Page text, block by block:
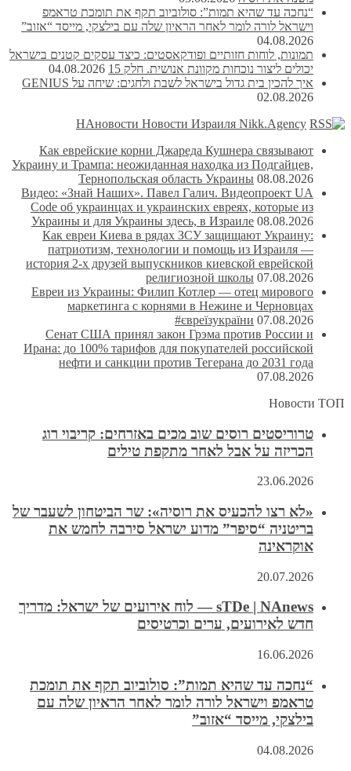
“נחכה עד שהיא תמות”: סולוביוב תקף את תומכת טראמפ
וישראל לורה לומר לאחר הראיון שלה עם בילצקי, מייסד “אזוב”
04.08.2026
תמונות, לוחות חזותיים ופודקאסטים: כיצד עסקים קטנים בישראל
יכולים ליצור נוכחות מקוונת אנושית. חלק 15
04.08.2026
איך להכין בית גדול בישראל לשבת ולחגים: שיחה על GENIUS
02.08.2026
НАновости Новости Израиля Nikk.Agency
Как еврейские корни Джареда Кушнера связывают
Украину и Трампа: неожиданная находка из Подгайцев,
Тернопольская область Украины 08.08.2026
Видео: «Знай Наших». Павел Галич. Видеопроект UA
Code об украинцах и украинских евреях, которые из
Украины и для Украины здесь, в Израиле 08.08.2026
Как евреи Киева в рядах ЗСУ защищают Украину:
патриотизм, технологии и помощь из Израиля —
история 2-х друзей выпускников киевской еврейской
религиозной школы 07.08.2026
Евреи из Украины: Филип Котлер — отец мирового
маркетинга с корнями в Нежине и Черновцах
#євреїзукраїни 07.08.2026
Сенат США принял закон Грэма против России и
Ирана: до 100% тарифов для покупателей российской
нефти и санкции против Тегерана до 2031 года
07.08.2026
Новости ТОП
טרוריסטים רוסים שוב מכים באזרחים: קריבוי רוג
הכריזה על אבל לאחר מתקפת טילים
23.06.2026
«לא רצו להכעיס את רוסיה»: שר הביטחון לשעבר של
בריטניה “סיפר” מדוע ישראל סירבה לחמש את
אוקראינה
20.07.2026
sTDe | NAnews — לוח אירועים של ישראל: מדריך
חדש לאירועים, ערים וכרטיסים
16.06.2026
“נחכה עד שהיא תמות”: סולוביוב תקף את תומכת
טראמפ וישראל לורה לומר לאחר הראיון שלה עם
בילצקי, מייסד “אזוב”
04.08.2026